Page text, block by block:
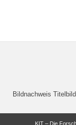
Bildnachweis
KIT – Die